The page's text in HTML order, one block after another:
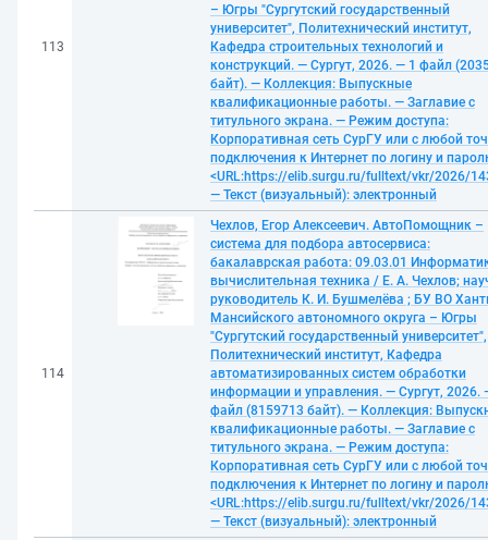
113
– Югры "Сургутский государственный
университет", Политехнический институт,
Кафедра строительных технологий и
конструкций. — Сургут, 2026. — 1 файл
байт). — Коллекция: Выпускные
квалификационные работы. — Заглавие с
титульного экрана. — Режим доступа:
Корпоративная сеть СурГУ или с любой
подключения к Интернет по логину и
<URL:https://elib.surgu.ru/fulltext/vkr/2026/
— Текст (визуальный): электронный
114
Чехлов, Егор Алексеевич. АвтоПомощник –
система для подбора автосервиса:
бакалаврская работа: 09.03.01
вычислительная техника / Е. А. Чехлов;
руководитель К. И. Бушмелёва ; БУ ВО
Мансийского автономного округа – Югры
"Сургутский государственный университет",
Политехнический институт, Кафедра
автоматизированных систем обработки
информации и управления. — Сургут, 2026.
файл (8159713 байт). — Коллекция:
квалификационные работы. — Заглавие с
титульного экрана. — Режим доступа:
Корпоративная сеть СурГУ или с любой
подключения к Интернет по логину и
<URL:https://elib.surgu.ru/fulltext/vkr/2026/
— Текст (визуальный): электронный